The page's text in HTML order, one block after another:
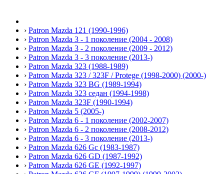
› Patron Mazda 121 (1990-1996)
› Patron Mazda 3 - 1 поколение (2004 - 2008)
› Patron Mazda 3 - 2 поколение (2009 - 2012)
› Patron Mazda 3 - 3 поколение (2013-)
› Patron Mazda 323 (1988-1989)
› Patron Mazda 323 / 323F / Protege (1998-2000) (2000-)
› Patron Mazda 323 BG (1989-1994)
› Patron Mazda 323 седан (1994-1998)
› Patron Mazda 323F (1990-1994)
› Patron Mazda 5 (2005-)
› Patron Mazda 6 - 1 поколение (2002-2007)
› Patron Mazda 6 - 2 поколение (2008-2012)
› Patron Mazda 6 - 3 поколение (2013-)
› Patron Mazda 626 Gc (1983-1987)
› Patron Mazda 626 GD (1987-1992)
› Patron Mazda 626 GE (1992-1997)